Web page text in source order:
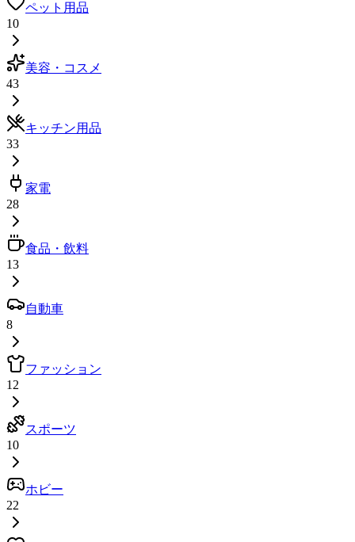
ペット用品
10
美容・コスメ
43
キッチン用品
33
家電
28
食品・飲料
13
自動車
8
ファッション
12
スポーツ
10
ホビー
22